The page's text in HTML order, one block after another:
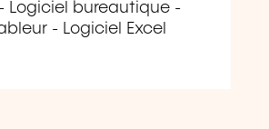
Logiciel bureautique -
- Logiciel Excel